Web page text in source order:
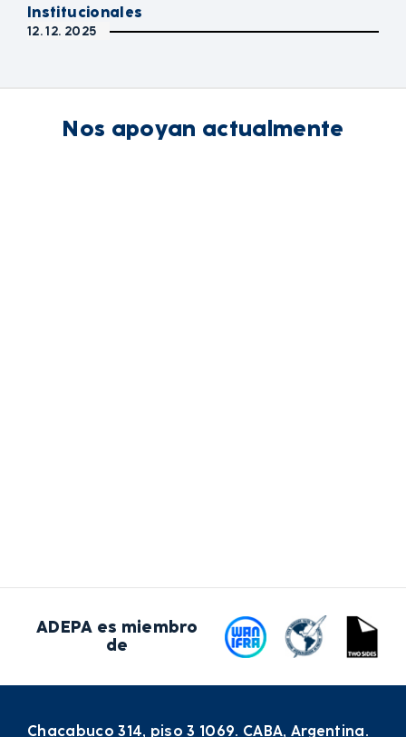
Institucionales
12. 12. 2025
Nos apoyan actualmente
ADEPA es miembro
de
Chacabuco 314, piso 3 1069. CABA, Argentina.